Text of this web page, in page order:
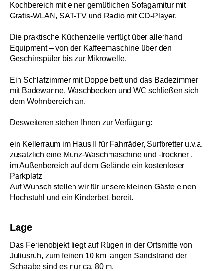
Kochbereich mit einer gemütlichen Sofagarnitur mit
Gratis-WLAN, SAT-TV und Radio mit CD-Player.
Die praktische Küchenzeile verfügt über allerhand
Equipment – von der Kaffeemaschine über den
Geschirrspüler bis zur Mikrowelle.
Ein Schlafzimmer mit Doppelbett und das Badezimmer
mit Badewanne, Waschbecken und WC schließen sich
dem Wohnbereich an.
Desweiteren stehen Ihnen zur Verfügung:
ein Kellerraum im Haus II für Fahrräder, Surfbretter u.v.a.
zusätzlich eine Münz-Waschmaschine und -trockner .
im Außenbereich auf dem Gelände ein kostenloser
Parkplatz
Auf Wunsch stellen wir für unsere kleinen Gäste einen
Hochstuhl und ein Kinderbett bereit.
Lage
Das Ferienobjekt liegt auf Rügen in der Ortsmitte von
Juliusruh, zum feinen 10 km langen Sandstrand der
Schaabe sind es nur ca. 80 m.